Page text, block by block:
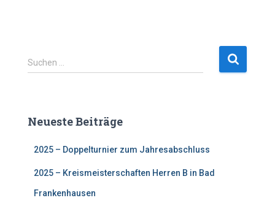
S
u
n
Suchen …
Neueste Beiträge
2025 – Doppelturnier zum Jahresabschluss
2025 – Kreismeisterschaften Herren B in Bad
Frankenhausen